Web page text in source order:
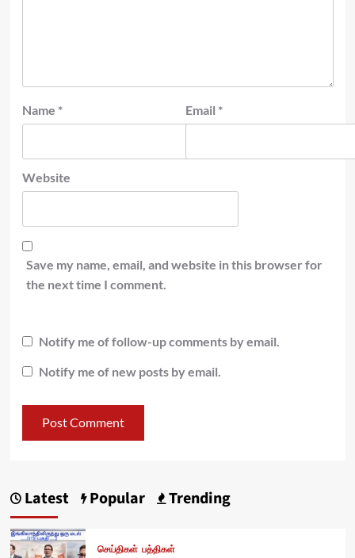
Name * Email *
Website
Save my name, email, and website in this browser for
the next time I comment.
Notify me of follow-up comments by email.
Notify me of new posts by email.
Latest Popular Trending
செய்திகள் பத்திகள்